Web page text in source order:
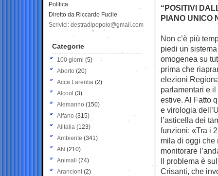
“POSITIVI
PIANO UNICO
Non c’è più
piedi un
omogenea su
prima che
elezioni
parlamentari e
estive. Al Fatto
e virologia
l’asticella dei
funzioni: «Tra i
mila di oggi che
monitorare
Il problema è
Crisanti, che
Politica
Diretto da Riccardo Fucile
Scrivici: destradipopolo@gmail.com
Categorie
100 giorni (5)
Aborto (20)
Acca Larentia (2)
Alcool (3)
Alemanno (150)
Alfano (315)
Alitalia (123)
Ambiente (341)
AN (210)
Animali (74)
Arancioni (2)